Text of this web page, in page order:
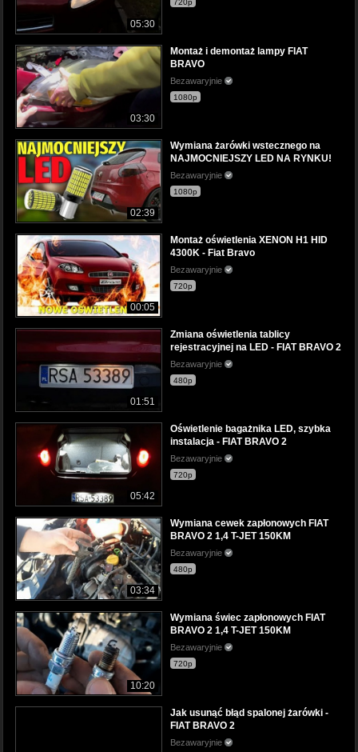
05:30
720p
03:30
Montaż i demontaż lampy FIAT
BRAVO
Bezawaryjnie
1080p
02:39
Wymiana żarówki wstecznego na
NAJMOCNIEJSZY LED NA RYNKU!
Bezawaryjnie
1080p
00:05
Montaż oświetlenia XENON H1 HID
4300K - Fiat Bravo
Bezawaryjnie
720p
01:51
Zmiana oświetlenia tablicy
rejestracyjnej na LED - FIAT BRAVO 2
Bezawaryjnie
480p
05:42
Oświetlenie bagażnika LED, szybka
instalacja - FIAT BRAVO 2
Bezawaryjnie
720p
03:34
Wymiana cewek zapłonowych FIAT
BRAVO 2 1,4 T-JET 150KM
Bezawaryjnie
480p
10:20
Wymiana świec zapłonowych FIAT
BRAVO 2 1,4 T-JET 150KM
Bezawaryjnie
720p
Jak usunąć błąd spalonej żarówki -
FIAT BRAVO 2
Bezawaryjnie